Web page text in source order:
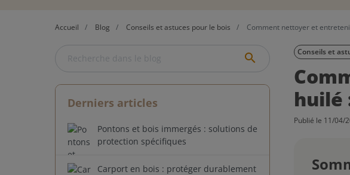
Accueil Blog Conseils et astuces pour le bois Comment nettoyer et
search
Derniers articles
Pontons et bois immergés : solutions de
protection spécifiques
Carport en bois : protéger durablement
Conseils et
huilé
Publié le 11/04/